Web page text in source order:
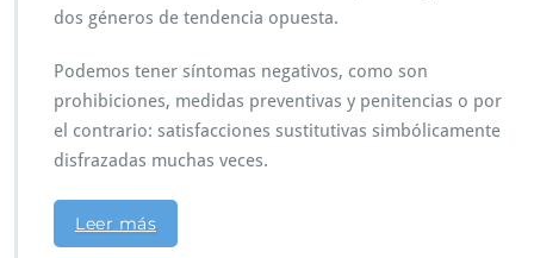
dos géneros de tendencia opuesta.
Podemos tener síntomas negativos, como son
prohibiciones, medidas preventivas y penitencias o por
el contrario: satisfacciones sustitutivas simbólicamente
disfrazadas muchas veces.
Leer más